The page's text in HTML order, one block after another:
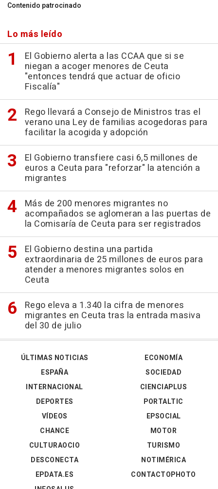
Contenido patrocinado
Lo más leído
El Gobierno alerta a las CCAA que si se
niegan a acoger menores de Ceuta
"entonces tendrá que actuar de oficio
Fiscalía"
Rego llevará a Consejo de Ministros tras el
verano una Ley de familias acogedoras para
facilitar la acogida y adopción
El Gobierno transfiere casi 6,5 millones de
euros a Ceuta para "reforzar" la atención a
migrantes
Más de 200 menores migrantes no
acompañados se aglomeran a las puertas de
la Comisaría de Ceuta para ser registrados
El Gobierno destina una partida
extraordinaria de 25 millones de euros para
atender a menores migrantes solos en
Ceuta
Rego eleva a 1.340 la cifra de menores
migrantes en Ceuta tras la entrada masiva
del 30 de julio
ÚLTIMAS NOTICIAS
ESPAÑA
INTERNACIONAL
DEPORTES
VÍDEOS
ECONOMÍA
SOCIEDAD
CIENCIAPLUS
PORTALTIC
EPSOCIAL
CHANCE
CULTURAOCIO
DESCONECTA
EPDATA.ES
MOTOR
TURISMO
NOTIMÉRICA
CONTACTOPHOTO